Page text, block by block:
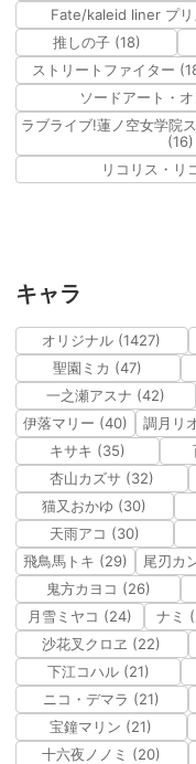
Fate/kaleid liner プ
推しの子 (18)
ストリートファイター
ソードアート・
ラブライブ!蓮ノ空女学院
(16)
リコリス・リ
キャラ
オリジナル (1427)
聖園ミカ (47)
一之瀬アスナ (42)
伊落マリー (40)
調月リ
キサキ (35)
杏山カズサ (32)
猫又おかゆ (30)
天雨アコ (30)
飛鳥馬トキ (29)
尾刃カ
鬼方カヨコ (26)
月雪ミヤコ (24)
ナミ
沙花叉クロヱ (22)
下江コハル (21)
ニコ・デマラ (21)
宝鐘マリン (21)
十六夜ノノミ (20)